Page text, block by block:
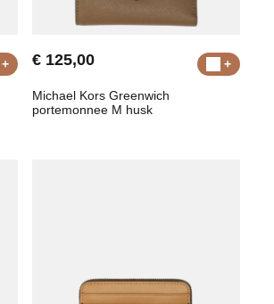
€ 125,00
Michael Kors Greenwich
portemonnee M husk